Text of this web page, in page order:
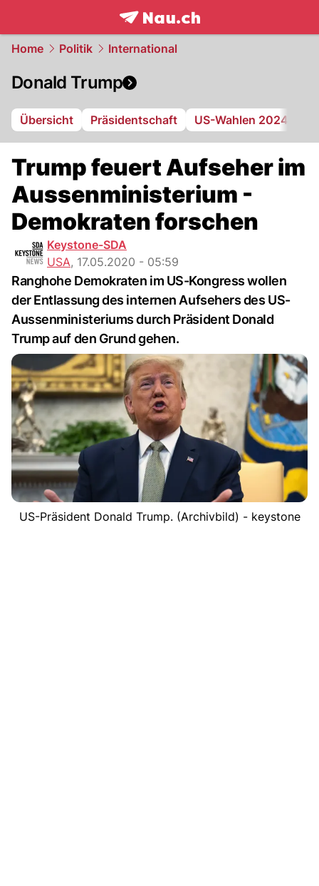
frontpage.NAU.ch
Home Politik International
Donald Trump
Übersicht Präsidentschaft US-Wahlen 2024
Trump feuert Aufseher im
Aussenministerium -
Demokraten forschen
Keystone-SDA
USA, 17.05.2020 - 05:59
Ranghohe Demokraten im US-Kongress wollen
der Entlassung des internen Aufsehers des US-
Aussenministeriums durch Präsident Donald
Trump auf den Grund gehen.
US-Präsident Donald Trump. (Archivbild) - keystone